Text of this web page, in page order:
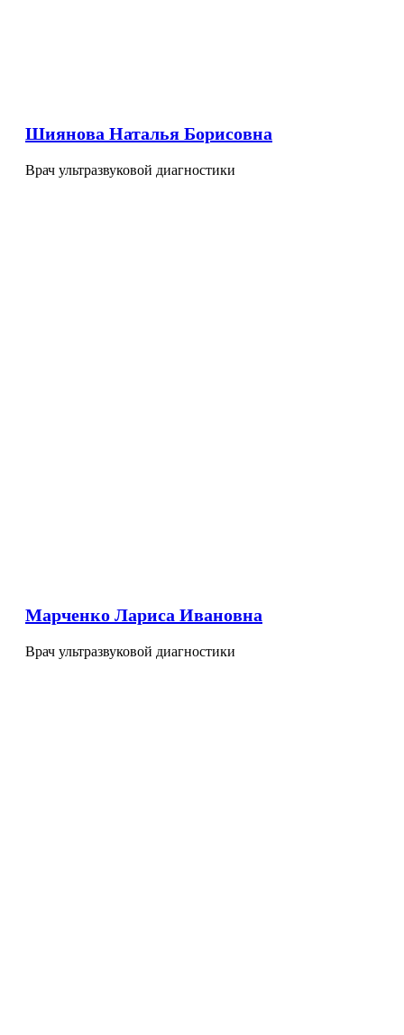
Шиянова Наталья Борисовна
Врач ультразвуковой диагностики
Марченко Лариса Ивановна
Врач ультразвуковой диагностики